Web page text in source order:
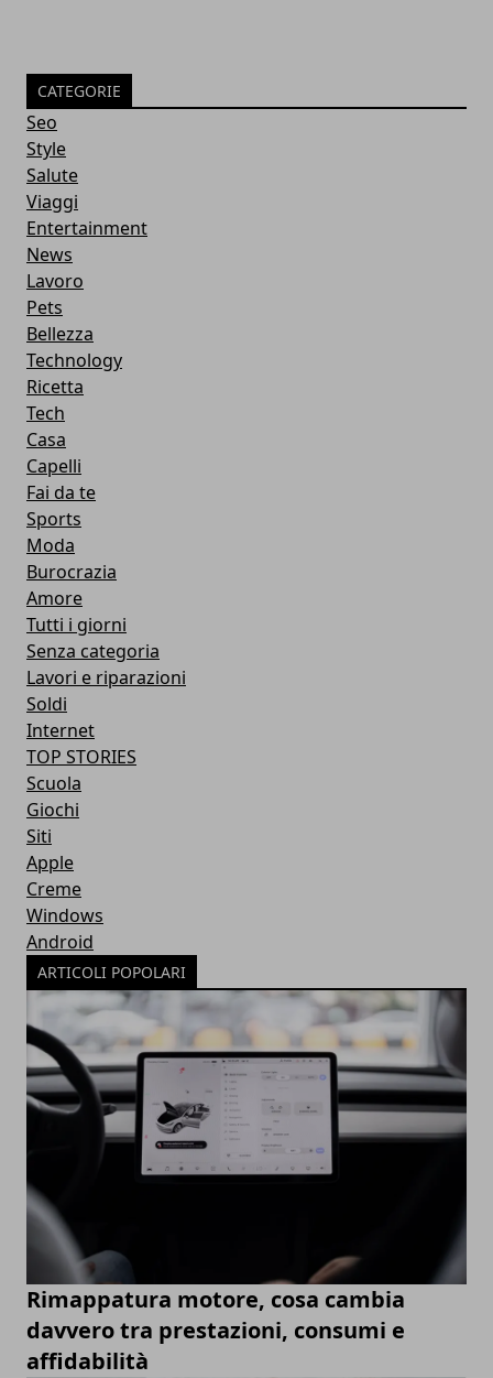
CATEGORIE
Seo
Style
Salute
Viaggi
Entertainment
News
Lavoro
Pets
Bellezza
Technology
Ricetta
Tech
Casa
Capelli
Fai da te
Sports
Moda
Burocrazia
Amore
Tutti i giorni
Senza categoria
Lavori e riparazioni
Soldi
Internet
TOP STORIES
Scuola
Giochi
Siti
Apple
Creme
Windows
Android
ARTICOLI POPOLARI
Rimappatura motore, cosa cambia
davvero tra prestazioni, consumi e
affidabilità